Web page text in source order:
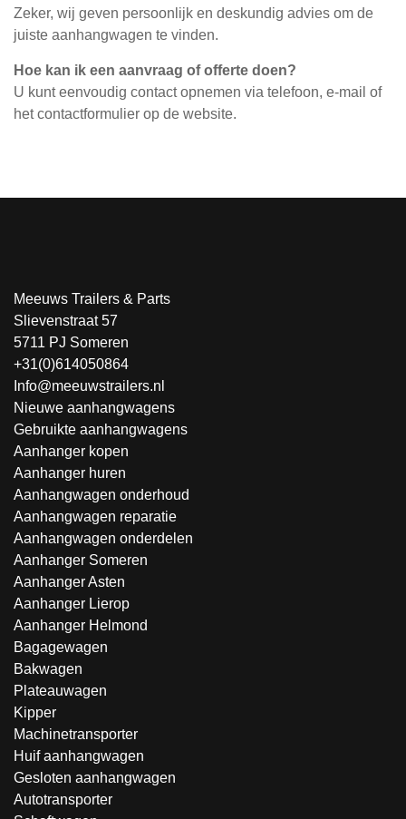
Zeker, wij geven persoonlijk en deskundig advies om de
juiste aanhangwagen te vinden.
Hoe kan ik een aanvraag of offerte doen?
U kunt eenvoudig contact opnemen via telefoon, e-mail of
het contactformulier op de website.
Meeuws Trailers & Parts
Slievenstraat 57
5711 PJ Someren
+31(0)614050864
Info@meeuwstrailers.nl
Nieuwe aanhangwagens
Gebruikte aanhangwagens
Aanhanger kopen
Aanhanger huren
Aanhangwagen onderhoud
Aanhangwagen reparatie
Aanhangwagen onderdelen
Aanhanger Someren
Aanhanger Asten
Aanhanger Lierop
Aanhanger Helmond
Bagagewagen
Bakwagen
Plateauwagen
Kipper
Machinetransporter
Huif aanhangwagen
Gesloten aanhangwagen
Autotransporter